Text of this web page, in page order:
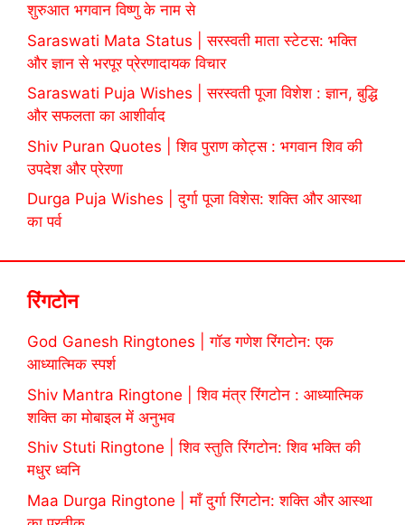
शुरुआत भगवान विष्णु के नाम से
Saraswati Mata Status | सरस्वती माता स्टेटस: भक्ति
और ज्ञान से भरपूर प्रेरणादायक विचार
Saraswati Puja Wishes | सरस्वती पूजा विशेश : ज्ञान, बुद्धि
और सफलता का आशीर्वाद
Shiv Puran Quotes | शिव पुराण कोट्स : भगवान शिव की
उपदेश और प्रेरणा
Durga Puja Wishes | दुर्गा पूजा विशेस: शक्ति और आस्था
का पर्व
रिंगटोन
God Ganesh Ringtones | गॉड गणेश रिंगटोन: एक
आध्यात्मिक स्पर्श
Shiv Mantra Ringtone | शिव मंत्र रिंगटोन : आध्यात्मिक
शक्ति का मोबाइल में अनुभव
Shiv Stuti Ringtone | शिव स्तुति रिंगटोन: शिव भक्ति की
मधुर ध्वनि
Maa Durga Ringtone | माँ दुर्गा रिंगटोन: शक्ति और आस्था